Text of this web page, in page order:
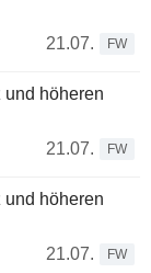
21.07.
FW
und höheren
21.07.
FW
und höheren
21.07.
FW